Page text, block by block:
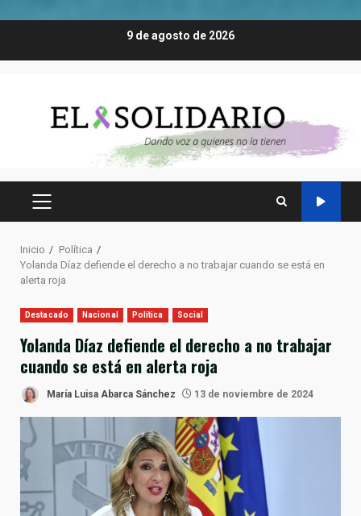
9 de agosto de 2026
MENÚ
Inicio
Política
Yolanda Díaz defiende el derecho a no trabajar cuando se está en
alerta roja
Destacado Nacional Política Social
Yolanda Díaz defiende el derecho a no trabajar
cuando se está en alerta roja
María Luisa Abarca Sánchez 13 de noviembre de 2024